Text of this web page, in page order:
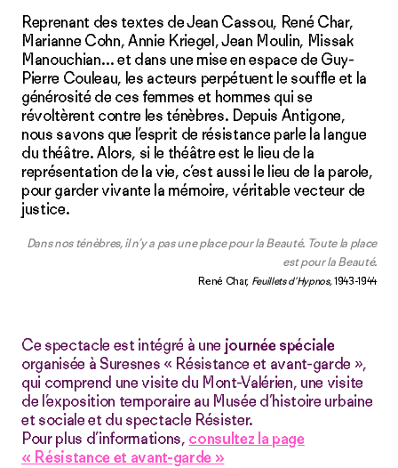
Reprenant des textes de Jean Cassou, René Char,
Marianne Cohn, Annie Kriegel, Jean Moulin, Missak
Manouchian… et dans une mise en espace de Guy-
Pierre Couleau, les acteurs perpétuent le souffle et la
générosité de ces femmes et hommes qui se
révoltèrent contre les ténèbres. Depuis Antigone,
nous savons que l’esprit de résistance parle la langue
du théâtre. Alors, si le théâtre est le lieu de la
représentation de la vie, c’est aussi le lieu de la parole,
pour garder vivante la mémoire, véritable vecteur de
justice.
Dans nos ténèbres, il n’y a pas une place pour la Beauté. Toute la place
est pour la Beauté.
René Char, Feuillets d’Hypnos,1943-1944
Ce spectacle est intégré à une journée spéciale
organisée à Suresnes « Résistance et avant-garde »,
qui comprend une visite du Mont-Valérien, une visite
de l’exposition temporaire au Musée d’histoire urbaine
et sociale et du spectacle Résister.
Pour plus d’informations, consultez la page
« Résistance et avant-garde »